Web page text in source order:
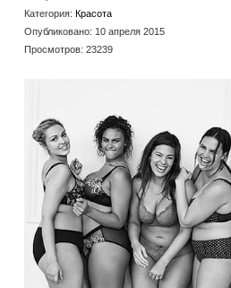
Категория: Красота
Опубликовано: 10 апреля 2015
Просмотров: 23239